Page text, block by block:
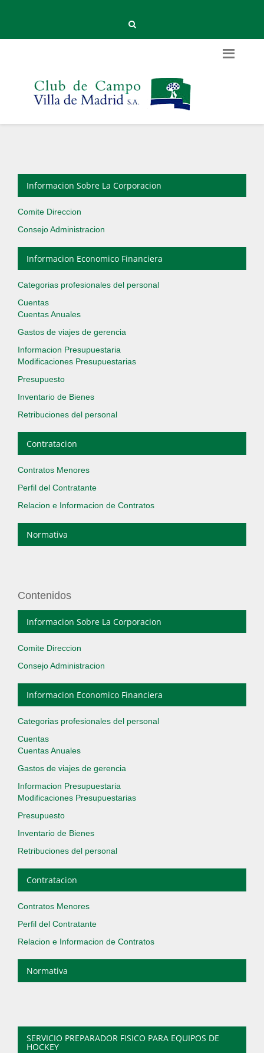
Informacion Sobre La Corporacion
Comite Direccion
Consejo Administracion
Informacion Economico Financiera
Categorias profesionales del personal
Cuentas
Cuentas Anuales
Gastos de viajes de gerencia
Informacion Presupuestaria
Modificaciones Presupuestarias
Presupuesto
Inventario de Bienes
Retribuciones del personal
Contratacion
Contratos Menores
Perfil del Contratante
Relacion e Informacion de Contratos
Normativa
Contenidos
Informacion Sobre La Corporacion
Comite Direccion
Consejo Administracion
Informacion Economico Financiera
Categorias profesionales del personal
Cuentas
Cuentas Anuales
Gastos de viajes de gerencia
Informacion Presupuestaria
Modificaciones Presupuestarias
Presupuesto
Inventario de Bienes
Retribuciones del personal
Contratacion
Contratos Menores
Perfil del Contratante
Relacion e Informacion de Contratos
Normativa
SERVICIO PREPARADOR FISICO PARA EQUIPOS DE
HOCKEY